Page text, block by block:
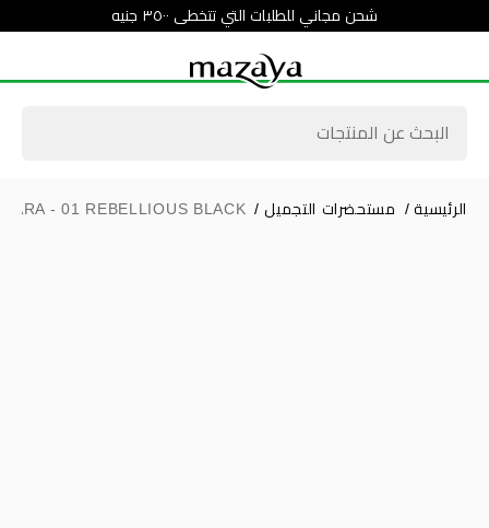
شحن مجاني للطلبات التي تتخطى ٣٥٠٠ جنيه
الرئيسية / مستحضرات التجميل /
- 01 REBELLIOUS BLACK